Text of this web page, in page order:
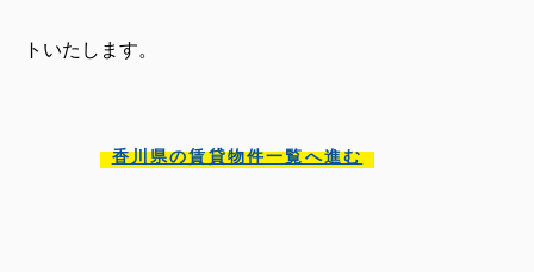
トいたします。
香川県の賃貸物件一覧へ進む